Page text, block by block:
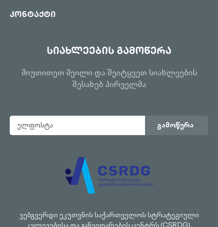
კონტაქტი
სიახლეების გამოწერა
მიუთითეთ მეილი და შეიტყვეთ სიახლეების
შესახებ პირველმა
გამოწერა
ვებგვერდი ეკუთვნის საქართველოს სტრატეგიული